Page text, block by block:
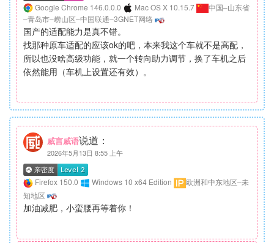
Google Chrome 146.0.0.0 Mac OS X 10.15.7
中国–山东省
–青岛市–崂山区–中国联通–3GNET网络
国产的适配能力是真不错。
找那种原车适配的应该ok的吧，本来我这个车就不是高配，
所以也没啥高级功能，就一个转向助力调节，换了车机之后
依然能用（车机上设置还有效）。
威言威语说道：
2026年5月13日 8:55 上午
Firefox 150.0 Windows 10 x64 Edition
欧洲和中东地区–未
知地区
加油减肥，小蛮腰再等着你！